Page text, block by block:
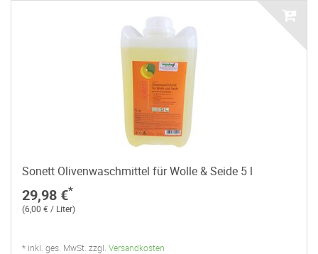
Sonett Olivenwaschmittel für Wolle & Seide 5 l
29,98 €*
(6,00 € / Liter)
* inkl. ges. MwSt. zzgl. Versandkosten